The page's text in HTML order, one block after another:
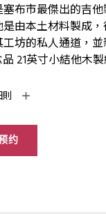
布市最傑出的吉
由本土材料製成
坊的私人通道，
21英寸小結他木製
约